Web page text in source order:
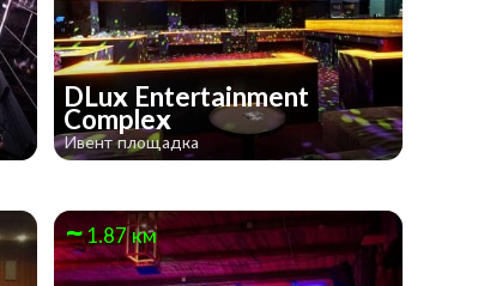
DLux Entertainment
Complex
Ивент площадка
1.87 км